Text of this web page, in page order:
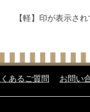
【軽】印が表示さ
あるご質問 お問い